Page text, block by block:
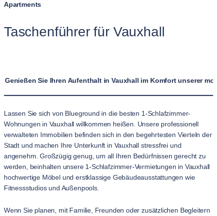
Apartments
Taschenführer für Vauxhall
Genießen Sie Ihren Aufenthalt in Vauxhall im Komfort unserer
Lassen Sie sich von Blueground in die besten 1-Schlafzimmer-
Wohnungen in Vauxhall willkommen heißen. Unsere professionell
verwalteten Immobilien befinden sich in den begehrtesten Vierteln der
Stadt und machen Ihre Unterkunft in Vauxhall stressfrei und
angenehm. Großzügig genug, um all Ihren Bedürfnissen gerecht zu
werden, beinhalten unsere 1-Schlafzimmer-Vermietungen in Vauxhall
hochwertige Möbel und erstklassige Gebäudeausstattungen wie
Fitnessstudios und Außenpools.
Wenn Sie planen, mit Familie, Freunden oder zusätzlichen Begleitern